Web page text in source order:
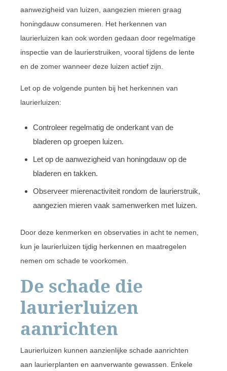
aanwezigheid van luizen, aangezien mieren graag
honingdauw consumeren. Het herkennen van
laurierluizen kan ook worden gedaan door regelmatige
inspectie van de laurierstruiken, vooral tijdens de lente
en de zomer wanneer deze luizen actief zijn.
Let op de volgende punten bij het herkennen van
laurierluizen:
Controleer regelmatig de onderkant van de
bladeren op groepen luizen.
Let op de aanwezigheid van honingdauw op de
bladeren en takken.
Observeer mierenactiviteit rondom de laurierstruik,
aangezien mieren vaak samenwerken met luizen.
Door deze kenmerken en observaties in acht te nemen,
kun je laurierluizen tijdig herkennen en maatregelen
nemen om schade te voorkomen.
De schade die
laurierluizen
aanrichten
Laurierluizen kunnen aanzienlijke schade aanrichten
aan laurierplanten en aanverwante gewassen. Enkele